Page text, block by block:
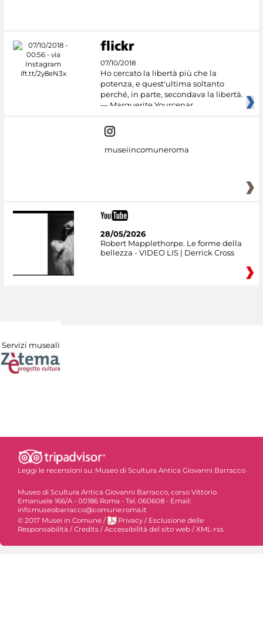
07/10/2018
Ho cercato la libertà più che la
potenza, e quest'ultima soltanto
perché, in parte, secondava la libertà.
— Marguerite Yourcenar
museiincomuneroma
28/05/2026
Robert Mapplethorpe. Le forme della
bellezza - VIDEO LIS | Derrick Cross
Servizi museali
Leggi le recensioni su: Museo di Scultura Antica Giovanni Barracco
Museo di Scultura Antica Giovanni Barracco, corso Vittorio
Emanuele 166/A - 00186 Roma - Tel. 060608 - Email:
info.museobarracco@comune.roma.it
© 2017 Musei in Comune / Privacy / Esclusione delle
Responsabilità / Credits / Accessibilità del sito web / XML-rss